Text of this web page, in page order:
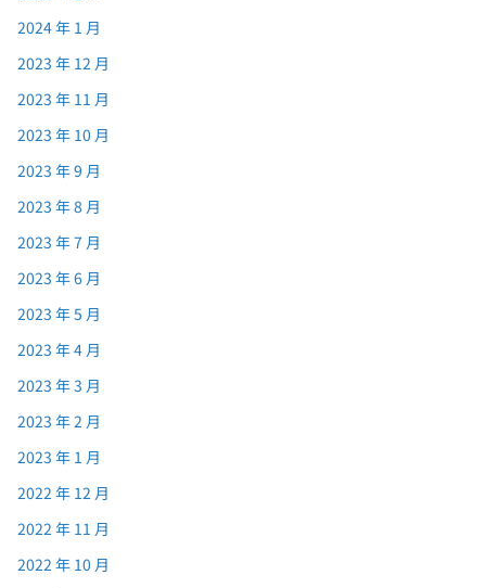
2024 年 1 月
2023 年 12 月
2023 年 11 月
2023 年 10 月
2023 年 9 月
2023 年 8 月
2023 年 7 月
2023 年 6 月
2023 年 5 月
2023 年 4 月
2023 年 3 月
2023 年 2 月
2023 年 1 月
2022 年 12 月
2022 年 11 月
2022 年 10 月